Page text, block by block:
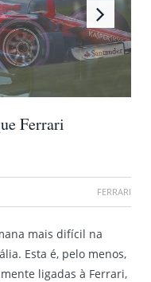
Ferrari
FERRARI
mais difícil na
Esta é, pelo menos,
ligadas à Ferrari,